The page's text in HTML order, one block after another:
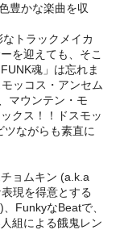
豊かな楽曲を収
トラックメイカ
を迎えても、そこ
魂」は忘れま
ッコス・アンセム
マウンテン・モ
クス！！ドスモッ
ツながらも素直に
ョムキン (a.k.a
現を得意とする
FunkyなBeatで、
組による餓鬼レン